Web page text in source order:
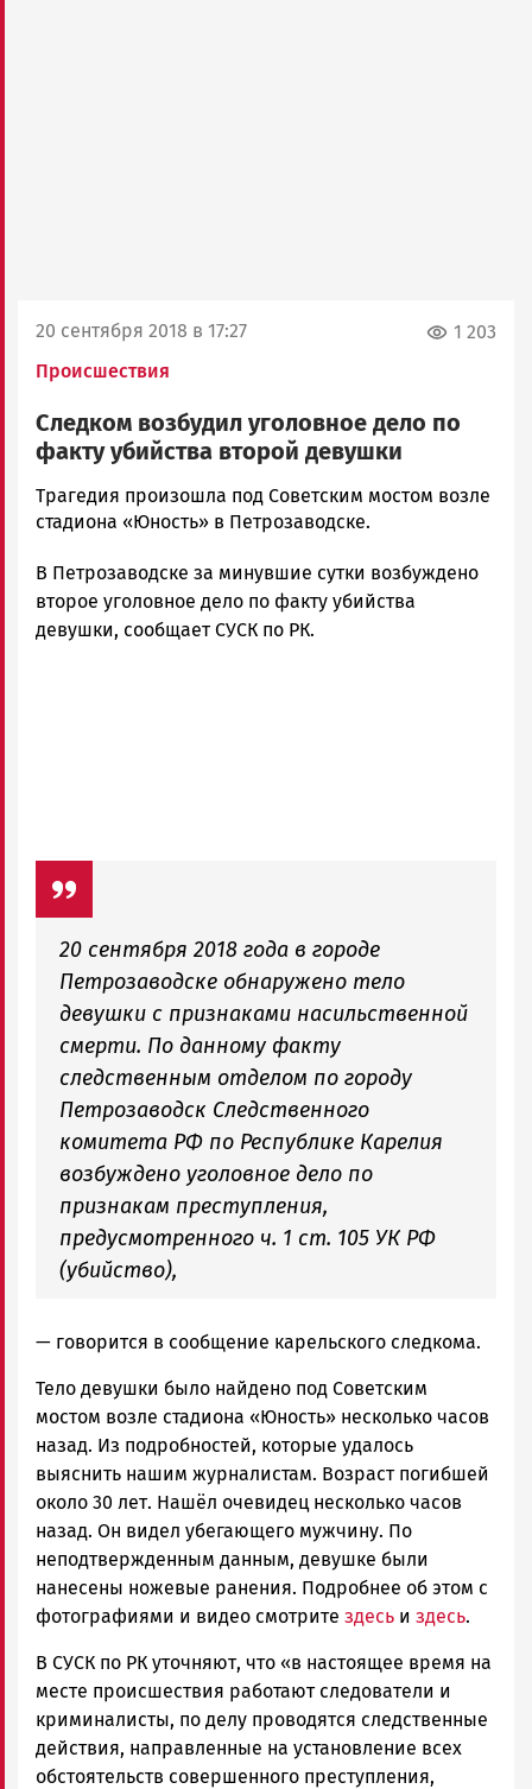
20 сентября 2018 в 17:27
Происшествия
1 203
Следком возбудил уголовное дело по
факту убийства второй девушки
Алексей
Смирнов
Петрозаводска
и
Карелии
Трагедия произошла под Советским мостом возле
стадиона «Юность» в Петрозаводске.
В Петрозаводске за минувшие сутки возбуждено
второе уголовное дело по факту убийства
девушки, сообщает СУСК по РК.
20 сентября 2018 года в городе
Петрозаводске обнаружено тело
девушки с признаками насильственной
смерти. По данному факту
следственным отделом по городу
Петрозаводск Следственного
комитета РФ по Республике Карелия
возбуждено уголовное дело по
признакам преступления,
предусмотренного ч. 1 ст. 105 УК РФ
(убийство),
— говорится в сообщение карельского следкома.
Тело девушки было найдено под Советским
мостом возле стадиона «Юность» несколько часов
назад. Из подробностей, которые удалось
выяснить нашим журналистам. Возраст погибшей
около 30 лет. Нашёл очевидец несколько часов
назад. Он видел убегающего мужчину. По
неподтвержденным данным, девушке были
нанесены ножевые ранения. Подробнее об этом с
фотографиями и видео смотрите здесь и здесь.
В СУСК по РК уточняют, что «в настоящее время на
месте происшествия работают следователи и
криминалисты, по делу проводятся следственные
действия, направленные на установление всех
обстоятельств совершенного преступления,